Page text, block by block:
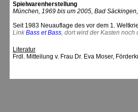
Spielwarenherstellung
München, 1969 bis um 2005, Bad
Seit 1983 Neuauflage des vor dem 1.
Link Bass et Bass, dort wird der Kasten noch
Literatur
Frdl. Mitteilung v. Frau Dr. Eva Moser,